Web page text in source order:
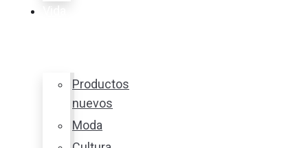
Productos
nuevos
Moda